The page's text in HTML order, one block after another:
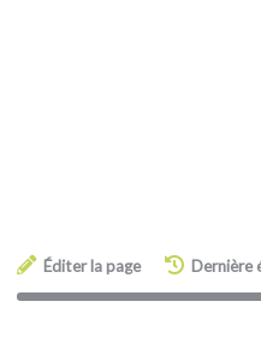
Éditer la page Dernière